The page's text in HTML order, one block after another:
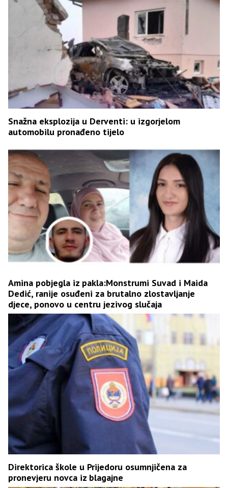
Snažna eksplozija u Derventi: u izgorjelom
automobilu pronađeno tijelo
Amina pobjegla iz pakla:Monstrumi Suvad i Maida
Dedić, ranije osuđeni za brutalno zlostavljanje
djece, ponovo u centru jezivog slučaja
Direktorica škole u Prijedoru osumnjičena za
pronevjeru novca iz blagajne